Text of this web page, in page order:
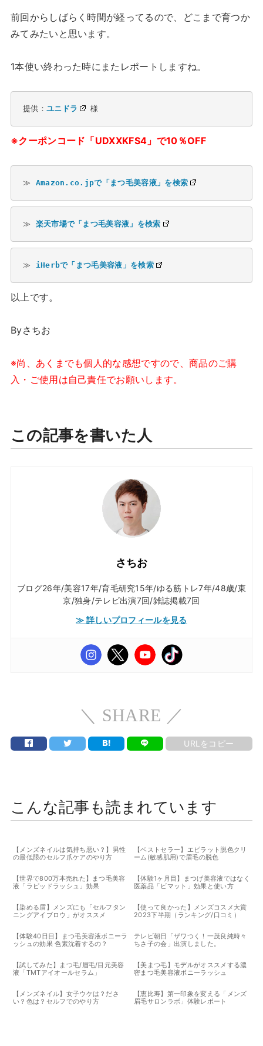
前回からしばらく時間が経ってるので、どこまで育つか
みてみたいと思います。
1本使い終わった時にまたレポートしますね。
提供： ユニドラ 様
※クーポンコード「UDXXKFS4」で10％OFF
≫ Amazon.co.jpで「まつ毛美容液」を検索
≫ 楽天市場で「まつ毛美容液」を検索
≫ iHerbで「まつ毛美容液」を検索
以上です。
Byさちお
※尚、あくまでも個人的な感想ですので、商品のご購
入・ご使用は自己責任でお願いします。
この記事を書いた人
さちお
ブログ26年/美容17年/育毛研究15年/ゆる筋トレ7年/48歳/東
京/独身/テレビ出演7回/雑誌掲載7回
≫ 詳しいプロフィールを見る
＼ SHARE ／
URLをコピー
こんな記事も読まれています
【メンズネイルは気持ち悪い？】男性
の最低限のセルフ爪ケアのやり方
【ベストセラー】エピラット脱色クリ
ーム(敏感肌用)で眉毛の脱色
【世界で800万本売れた】まつ毛美容
液「ラピッドラッシュ」効果
【体験1ヶ月目】まつげ美容液ではなく
医薬品「ビマット」効果と使い方
【染める眉】メンズにも「セルフタン
ニングアイブロウ」がオススメ
【使って良かった】メンズコスメ大賞
2023下半期（ランキング/口コミ）
【体験40日目】まつ毛美容液ボニーラ
ッシュの効果 色素沈着するの？
テレビ朝日「ザワつく！一茂良純時々
ちさ子の会」出演しました。
【試してみた】まつ毛/眉毛/目元美容
液「TMTアイオールセラム」
【美まつ毛】モデルがオススメする濃
密まつ毛美容液ボニーラッシュ
【メンズネイル】女子ウケは？ださ
い？色は？セルフでのやり方
【恵比寿】第一印象を変える「メンズ
眉毛サロンラボ」体験レポート